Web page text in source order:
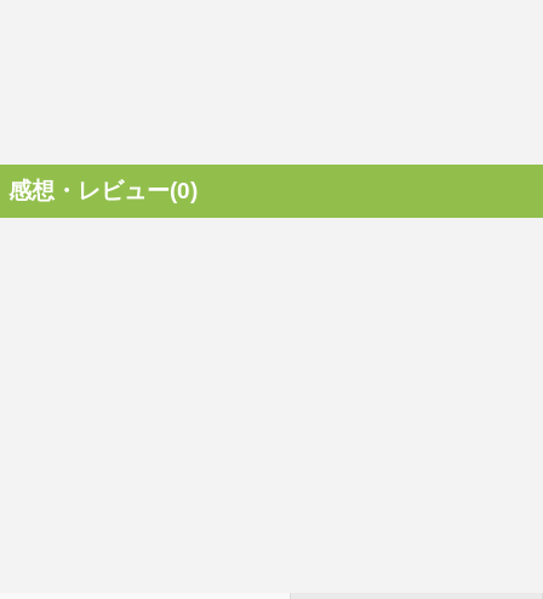
感想・レビュー(0)